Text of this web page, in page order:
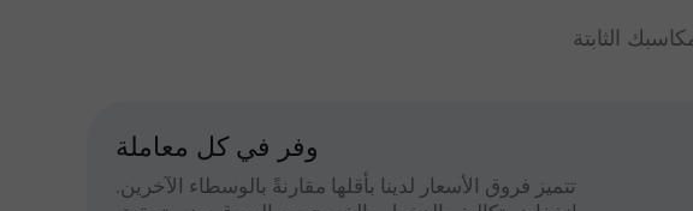
الثابتة
وفر في كل معاملة
تتميز فروق الأسعار لدينا بأقلها مقارنةً بالوسطاء الآخرين.